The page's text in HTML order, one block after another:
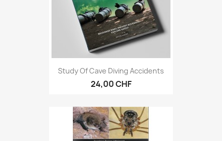
Study Of Cave Diving Accidents
24,00 CHF